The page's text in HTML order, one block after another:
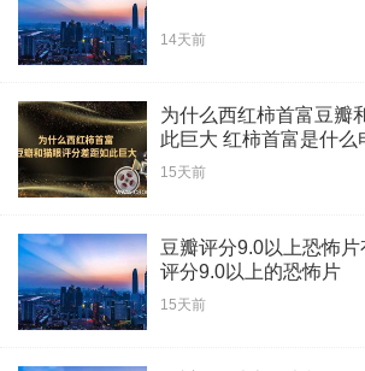
14天前
为什么西红柿首富豆瓣
此巨大 红柿首富是什么
15天前
豆瓣评分9.0以上恐怖
评分9.0以上的恐怖片
15天前